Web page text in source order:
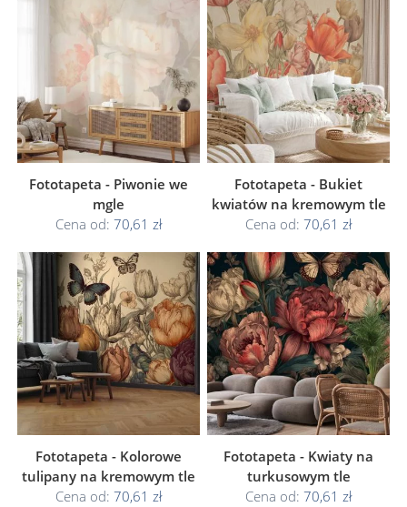
Fototapeta - Piwonie we
mgle
Cena od: 70,61 zł
Fototapeta - Bukiet
kwiatów na kremowym tle
Cena od: 70,61 zł
Fototapeta - Kolorowe
tulipany na kremowym tle
Cena od: 70,61 zł
Fototapeta - Kwiaty na
turkusowym tle
Cena od: 70,61 zł